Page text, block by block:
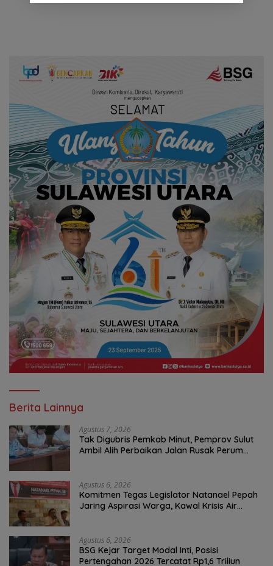
Berita Lainnya
Agustus 7, 2026
Tak Digubris Pemkab Minut, Pemprov Sulut
Ambil Alih Perbaikan Jalan Rusak Perum
Agustus 6, 2026
Komitmen Tegas Legislator Natanael Pepah
Jaring Aspirasi Warga, Kawal Krisis Air
Agustus 6, 2026
BSG Kejar Target Modal Inti, Posisi
Pertengahan 2026 Tercatat Rp1,6 Triliun